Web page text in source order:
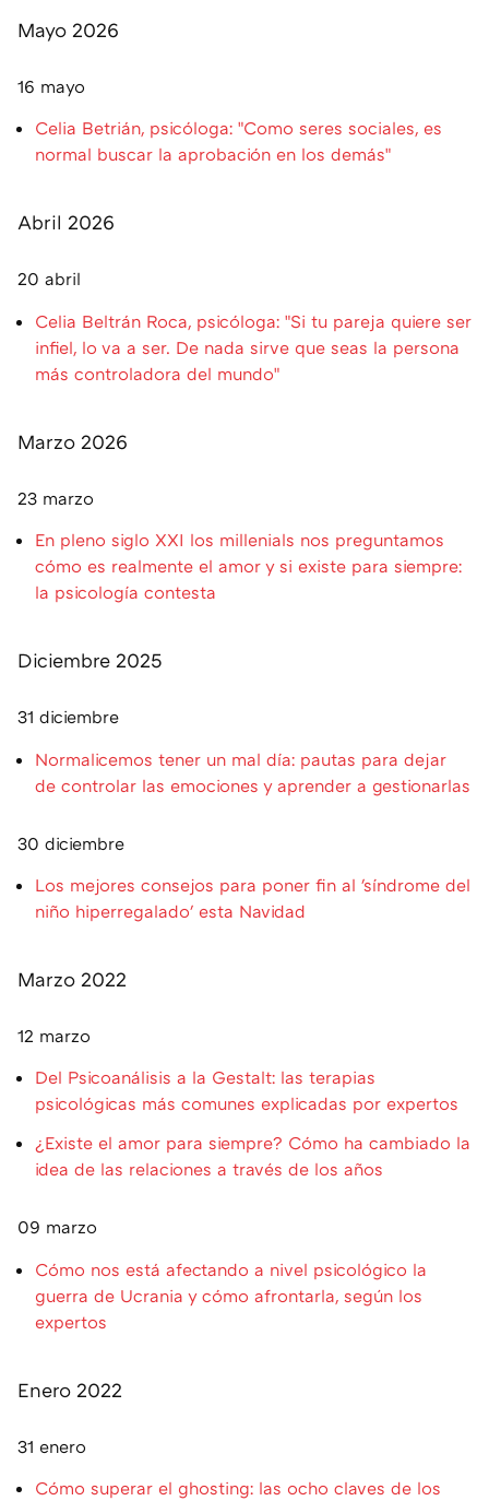
Mayo 2026
16 mayo
Celia Betrián, psicóloga: "Como seres sociales, es
normal buscar la aprobación en los demás"
Abril 2026
20 abril
Celia Beltrán Roca, psicóloga: "Si tu pareja quiere ser
infiel, lo va a ser. De nada sirve que seas la persona
más controladora del mundo"
Marzo 2026
23 marzo
En pleno siglo XXI los millenials nos preguntamos
cómo es realmente el amor y si existe para siempre:
la psicología contesta
Diciembre 2025
31 diciembre
Normalicemos tener un mal día: pautas para dejar
de controlar las emociones y aprender a gestionarlas
30 diciembre
Los mejores consejos para poner fin al 'síndrome del
niño hiperregalado' esta Navidad
Marzo 2022
12 marzo
Del Psicoanálisis a la Gestalt: las terapias
psicológicas más comunes explicadas por expertos
¿Existe el amor para siempre? Cómo ha cambiado la
idea de las relaciones a través de los años
09 marzo
Cómo nos está afectando a nivel psicológico la
guerra de Ucrania y cómo afrontarla, según los
expertos
Enero 2022
31 enero
Cómo superar el ghosting: las ocho claves de los